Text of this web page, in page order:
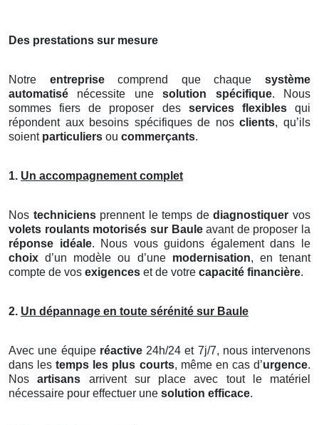
Des prestations sur mesure
Notre entreprisecomprend que chaquesystème
automatisé nécessite unesolution spécifique. Nous
sommes fiers de proposer des services flexiblesqui
répondent aux besoins spécifiques de nosclients, qu’ils
soient particuliers ou commerçants.
1. Un accompagnement complet
Nos techniciensprennent le temps dediagnostiquer vos
volets roulants motorisés sur Bauleavant de proposer la
réponse idéale. Nous vous guidons également dans le
choix d’un modèle ou d’une modernisation, en tenant
compte de vos exigences et de votre capacité financière.
2. Un dépannage en toute sérénité sur Baule
Avec une équipe réactive24h/24 et 7j/7, nous intervenons
dans lestemps les plus courts, même en cas d’urgence.
Nosartisans arrivent sur place avec tout le matériel
nécessaire pour effectuer une solution efficace.